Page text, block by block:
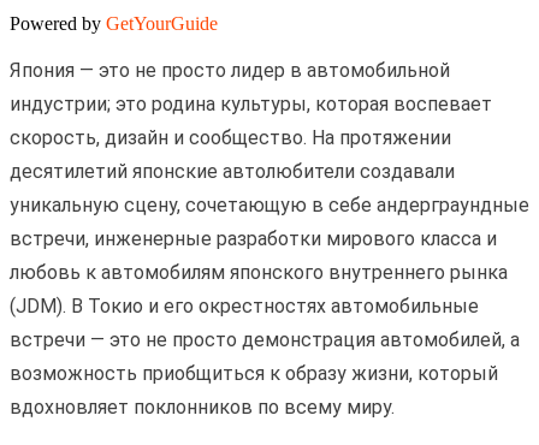
Powered by GetYourGuide
Япония — это не просто лидер в автомобильной
индустрии; это родина культуры, которая воспевает
скорость, дизайн и сообщество. На протяжении
десятилетий японские автолюбители создавали
уникальную сцену, сочетающую в себе андерграундные
встречи, инженерные разработки мирового класса и
любовь к автомобилям японского внутреннего рынка
(JDM). В Токио и его окрестностях автомобильные
встречи — это не просто демонстрация автомобилей, а
возможность приобщиться к образу жизни, который
вдохновляет поклонников по всему миру.